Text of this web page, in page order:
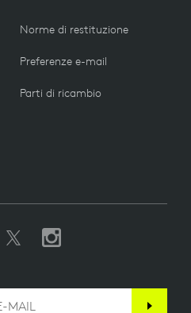
Norme di restituzione
Preferenze e-mail
Parti di ricambio